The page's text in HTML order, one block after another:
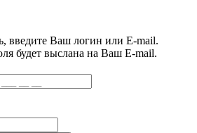
введите Ваш логин или Е-mail.
будет выслана на Ваш E-mail.